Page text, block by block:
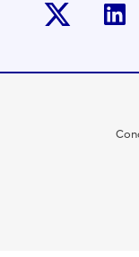
Twitter-x